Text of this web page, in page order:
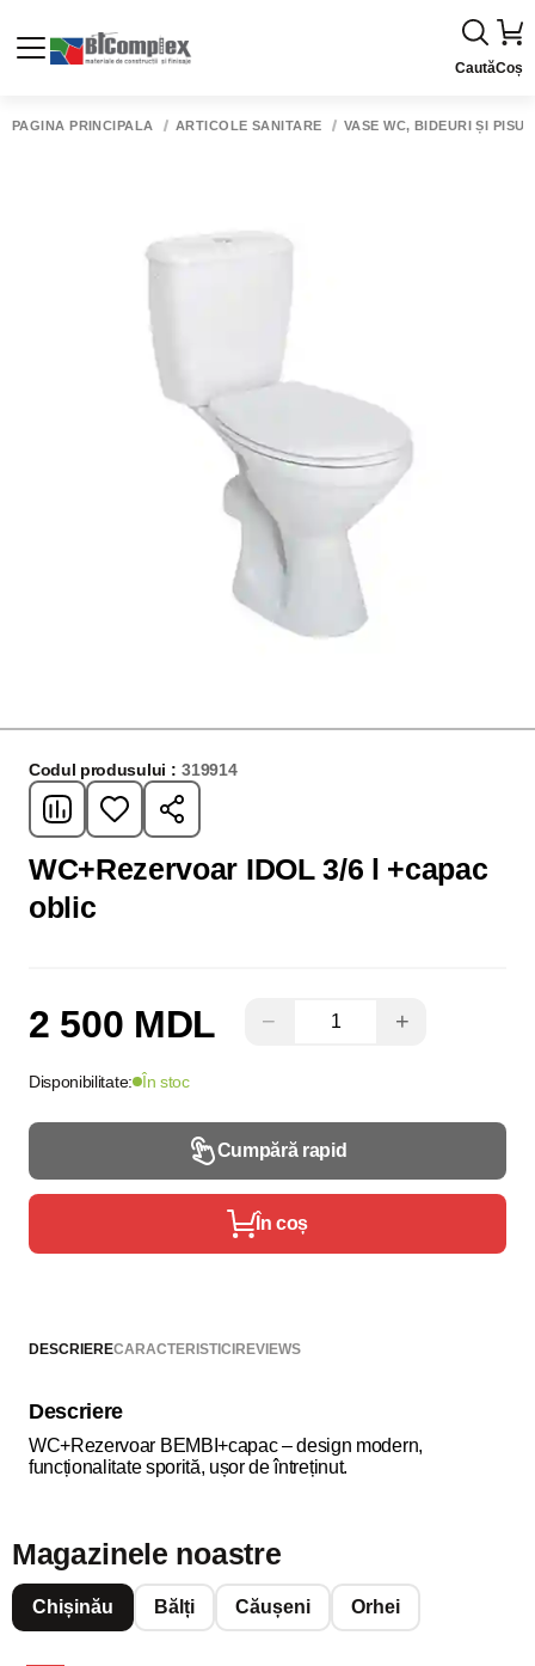
CautăCoș
PAGINA PRINCIPALĂ ARTICOLE SANITARE VASE WC, BIDEURI ȘI
Codul produsului : 319914
WC+Rezervoar IDOL 3/6 l +capac
oblic
2 500 MDL − +
Disponibilitate: În stoc
Cumpără rapid
În coș
DESCRIERECARACTERISTICIREVIEWS
Descriere
WC+Rezervoar BEMBI+capac – design modern,
funcționalitate sporită, ușor de întreținut.
Magazinele noastre
Chișinău Bălți Căușeni Orhei